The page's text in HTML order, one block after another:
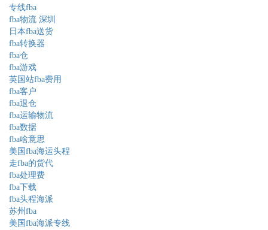
专线fba
fba物流 深圳
日本fba送货
fba转换器
fba仓
fba游戏
英国站fba费用
fba客户
fba退仓
fba运输物流
fba数据
fba啥意思
美国fba海运头程
走fba的货代
fba处理费
fba下载
fba头程海派
苏州fba
美国fba海派专线